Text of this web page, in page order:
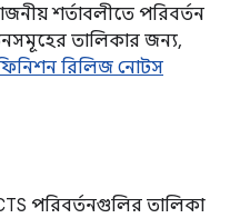
শর্তাবলীতে পরিবর্তন
তালিকার জন্য,
রিলিজ নোটস
পরিবর্তনগুলির তালিকা